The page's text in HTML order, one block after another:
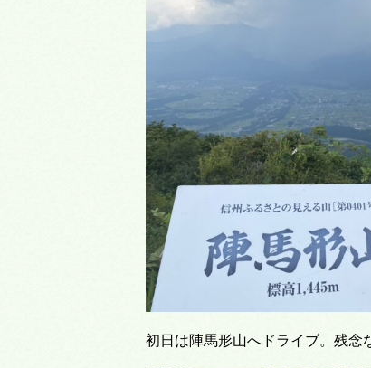
初日は陣馬形山へドライブ。残念